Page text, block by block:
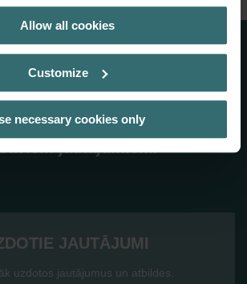
Allow all cookies
Customize
necessary cookies only
vairāk risinājumu un
jautājumiem.
JAUTĀJUMI
uzdotos jautājumus un atbildes.